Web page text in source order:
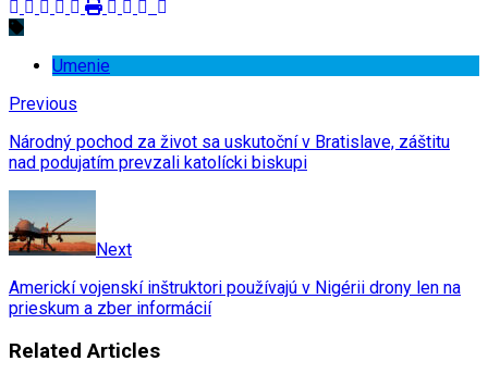
Umenie
Previous
Národný pochod za život sa uskutoční v Bratislave, záštitu
nad podujatím prevzali katolícki biskupi
Next
Americkí vojenskí inštruktori používajú v Nigérii drony len na
prieskum a zber informácií
Related Articles